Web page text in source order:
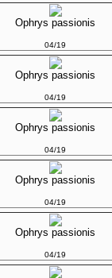
Ophrys passionis
04/19
Ophrys passionis
04/19
Ophrys passionis
04/19
Ophrys passionis
04/19
Ophrys passionis
04/19